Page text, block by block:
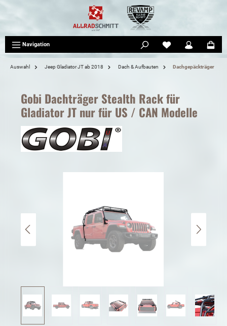
Navigation
Auswahl Jeep Gladiator JT ab 2018 Dach & Aufbauten Dachgepäckträger
Gobi Dachträger Stealth Rack für
Gladiator JT nur für US / CAN Modelle